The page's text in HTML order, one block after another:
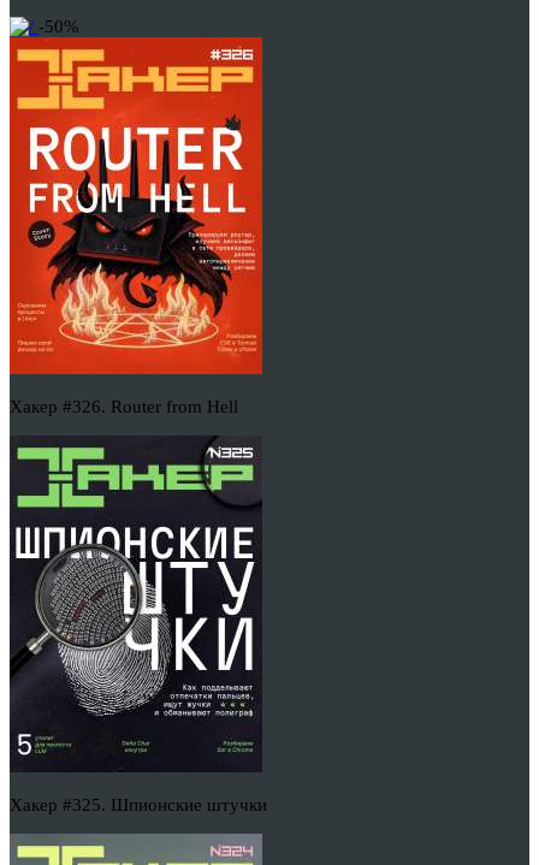
-50%
Хакер #326. Router from Hell
Хакер #325. Шпионские штучки